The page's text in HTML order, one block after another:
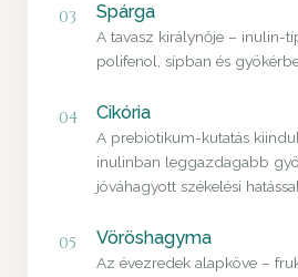
03 Spárga
A tavasz királynője – inulin-
polifenol, sípban és
04 Cikória
A prebiotikum-kutatás
inulinban leggazdagabb
jóváhagyott székelési hatással.
05 Vöröshagyma
Az évezredek alapköve –